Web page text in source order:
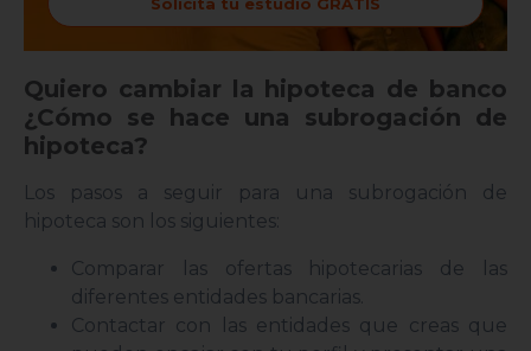
Quiero cambiar la hipoteca de banco
¿Cómo se hace una subrogación de
hipoteca?
Los pasos a seguir para una subrogación de
hipoteca son los siguientes:
Comparar las ofertas hipotecarias de las
diferentes entidades bancarias.
Contactar con las entidades que creas que